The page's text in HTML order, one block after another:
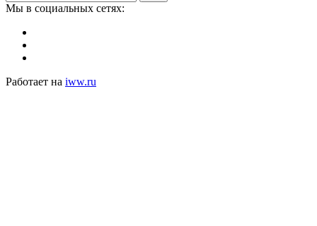
Мы в социальных сетях:
Работает на iww.ru